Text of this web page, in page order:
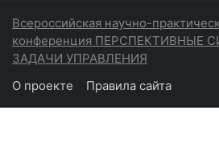
Всероссийская научно-
конференция ПЕРСПЕКТИВНЫЕ
ЗАДАЧИ УПРАВЛЕНИЯ
О проекте Правила сайта